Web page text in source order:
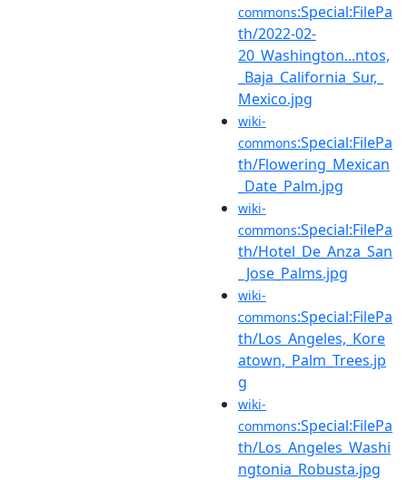
commons:Special:FilePa
th/2022-02-
20_Washington...ntos,
_Baja_California_Sur,_
Mexico.jpg
wiki-
commons:Special:FilePa
th/Flowering_Mexican
_Date_Palm.jpg
wiki-
commons:Special:FilePa
th/Hotel_De_Anza_San
_Jose_Palms.jpg
wiki-
commons:Special:FilePa
th/Los_Angeles,_Kore
atown,_Palm_Trees.jp
g
wiki-
commons:Special:FilePa
th/Los_Angeles_Washi
ngtonia_Robusta.jpg